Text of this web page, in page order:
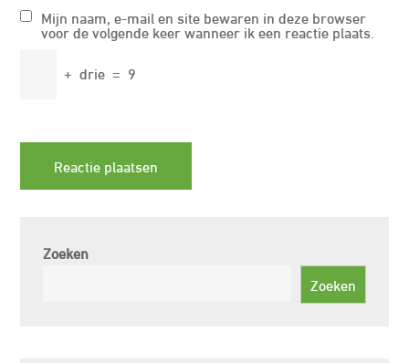
Mijn naam, e-mail en site bewaren in deze browser
voor de volgende keer wanneer ik een reactie plaats.
+ drie = 9
Zoeken
Zoeken